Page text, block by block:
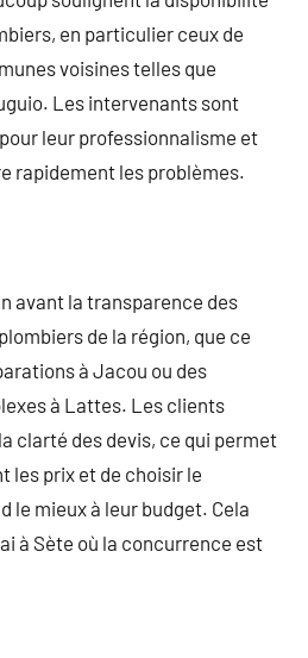
en particulier ceux de
voisines telles que
Les intervenants sont
leur professionnalisme et
rapidement les problèmes.
avant la transparence des
de la région, que ce
à Jacou ou des
à Lattes. Les clients
clarté des devis, ce qui permet
les prix et de choisir le
le mieux à leur budget. Cela
à Sète où la concurrence est